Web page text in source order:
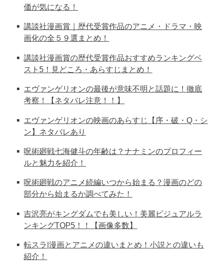
価が気になる！
講談社漫画賞｜歴代受賞作品のアニメ・ドラマ・映
画化の全５９選まとめ！
講談社漫画賞の歴代受賞作品おすすめランキングベ
スト5！見どころ・あらすじまとめ！
エヴァンゲリオンの最後が意味不明と話題に！徹底
考察！【ネタバレ注意！！】
エヴァンゲリオンの映画のあらすじ【序・破・Q・シ
ン】ネタバレあり
呪術廻戦七海健斗の年齢は？ナナミンのプロフィー
ルと魅力を紹介！
呪術廻戦のアニメ続編いつから始まる？漫画のどの
部分から始まるか調べてみた！
吉沢亮がキングダムでも美しい！美麗ビジュアルラ
ンキングTOP5！！【画像多数】
転スラ|漫画とアニメの違いまとめ！小説との違いも
紹介！